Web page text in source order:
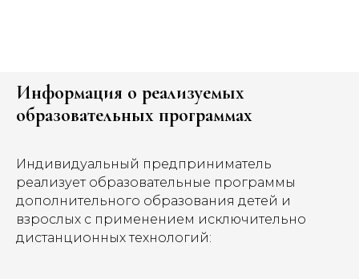
Информация о реализуемых
образовательных программах
Индивидуальный предприниматель
реализует образовательные программы
дополнительного образования детей и
взрослых с применением исключительно
дистанционных технологий: